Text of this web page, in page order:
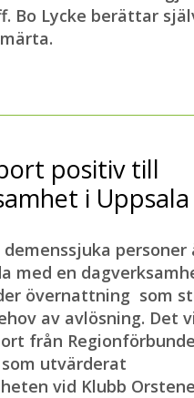
Bo Lycke berättar
positiv till
i Uppsala
personer
med en
övernattning som
av avlösning. Det
från
utvärderat
vid Klubb